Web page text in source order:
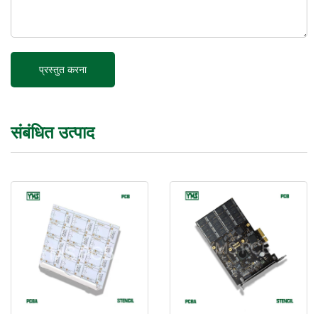
संबंधित उत्पाद